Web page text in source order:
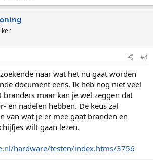
#4
naar wat het nu gaat worden
document eens. Ik heb nog niet veel
branders maar kan je wel zeggen dat
en nadelen hebben. De keus zal
van wat je er mee gaat branden en
wilt gaan lezen.
hardware/testen/index.htms/3756